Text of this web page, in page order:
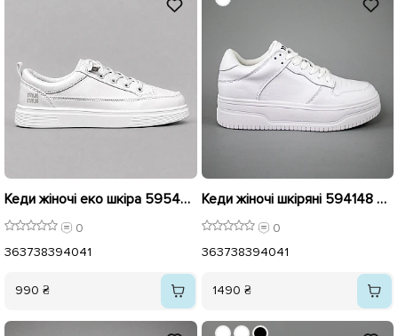
Кеди жіночі еко шкіра 595444 Білі
0
363738394041
990 ₴
Кеди жіночі шкіряні 594148 Білі
0
363738394041
1490 ₴